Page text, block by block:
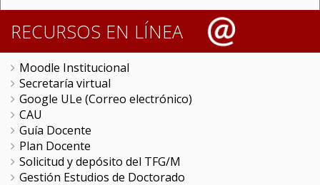
RECURSOS EN LÍNEA
Moodle Institucional
Secretaría virtual
Google ULe (Correo electrónico)
CAU
Guía Docente
Plan Docente
Solicitud y depósito del TFG/M
Gestión Estudios de Doctorado